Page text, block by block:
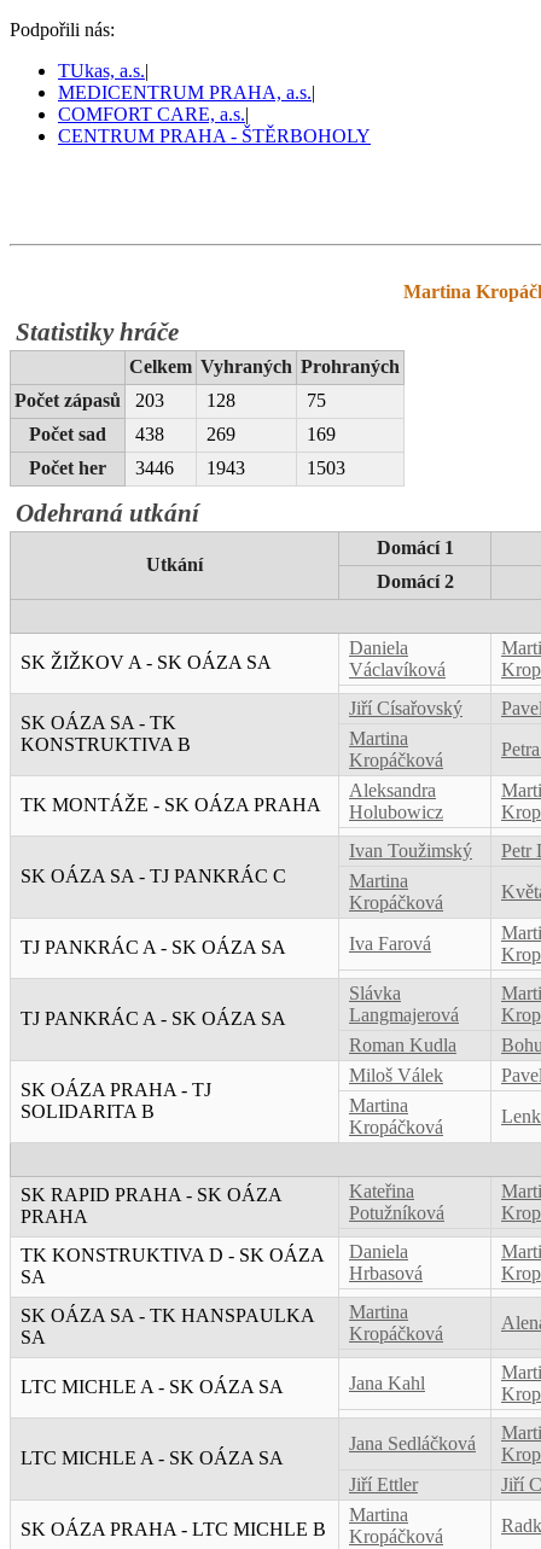
Podpořili nás:
TUkas, a.s.|
MEDICENTRUM PRAHA, a.s.|
COMFORT CARE, a.s.|
CENTRUM PRAHA - ŠTĚRBOHOLY
Martina
Statistiky hráče
Celkem Vyhraných Prohraných
Počet zápasů
203 128
75
Počet sad
438 269
169
Počet her
3446 1943 1503
Odehraná utkání
Utkání
Domácí 1
Domácí 2
SK ŽIŽKOV A - SK OÁZA SA
Daniela
Václavíková
SK OÁZA SA - TK
KONSTRUKTIVA B
Jiří Císařovský
Martina
Kropáčková
TK MONTÁŽE - SK OÁZA PRAHA
Aleksandra
Holubowicz
SK OÁZA SA - TJ PANKRÁC C
Ivan Toužimský
Petr
Martina
Kropáčková
TJ PANKRÁC A - SK OÁZA SA Iva Farová
TJ PANKRÁC A - SK OÁZA SA
Slávka
Langmajerová
Roman Kudla
SK OÁZA PRAHA - TJ
SOLIDARITA B
Miloš Válek
Martina
Kropáčková
SK RAPID PRAHA - SK OÁZA
PRAHA
Kateřina
Potužníková
TK KONSTRUKTIVA D - SK OÁZA
SA
Daniela
Hrbasová
SK OÁZA SA - TK HANSPAULKA
SA
Martina
Kropáčková
LTC MICHLE A - SK OÁZA SA Jana Kahl
LTC MICHLE A - SK OÁZA SA
Jana Sedláčková
Jiří Ettler
Jiří
SK OÁZA PRAHA - LTC MICHLE B
Martina
Kropáčková